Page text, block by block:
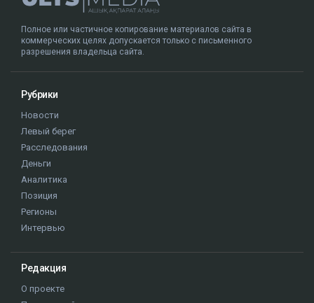
Полное или частичное копирование материалов сайта в
коммерческих целях допускается только с письменного
разрешения владельца сайта.
Рубрики
Новости
Левый берег
Расследования
Деньги
Аналитика
Позиция
Регионы
Интервью
Редакция
О проекте